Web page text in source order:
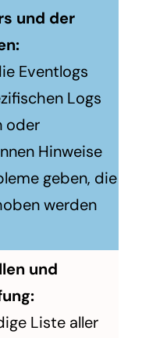
und der
Eventlogs
Logs
oder
Hinweise
geben, die
werden
und
Liste aller